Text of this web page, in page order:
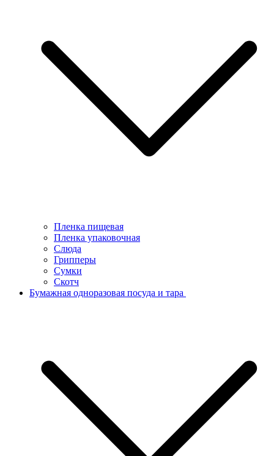
Пленка пищевая
Пленка упаковочная
Слюда
Грипперы
Сумки
Скотч
Бумажная одноразовая посуда и тара